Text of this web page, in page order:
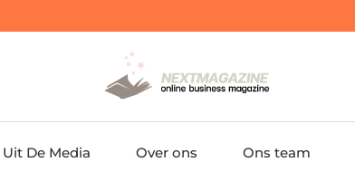
Uit De Media Over ons Ons team